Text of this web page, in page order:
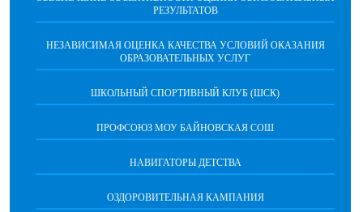
РЕЗУЛЬТАТОВ
НЕЗАВИСИМАЯ ОЦЕНКА КАЧЕСТВА УСЛОВИЙ ОКАЗАНИЯ
ОБРАЗОВАТЕЛЬНЫХ УСЛУГ
ШКОЛЬНЫЙ СПОРТИВНЫЙ КЛУБ (ШСК)
ПРОФСОЮЗ МОУ БАЙНОВСКАЯ СОШ
НАВИГАТОРЫ ДЕТСТВА
ОЗДОРОВИТЕЛЬНАЯ КАМПАНИЯ